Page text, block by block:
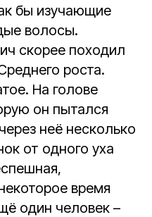
бы изучающие
волосы.
скорее походил
роста.
На голове
он пытался
неё несколько
от одного уха
время
один человек –